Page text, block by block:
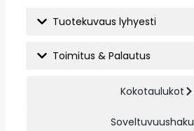
Tuotekuvaus lyhyesti
Toimitus & Palautus
Kokotaulukot
Soveltuvuushaku